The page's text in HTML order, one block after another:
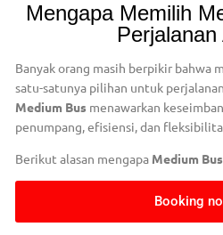
Mengapa Memilih
Perjalanan
Banyak orang masih berpikir bahwa
satu-satunya pilihan untuk
Medium Bus menawarkan
penumpang, efisiensi, dan
Berikut alasan mengapa Medium Bus
Booking